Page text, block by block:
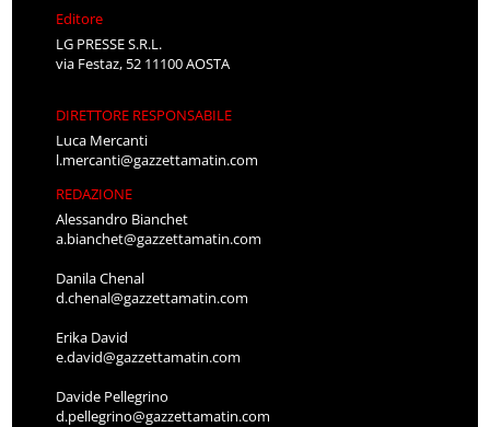
Editore
LG PRESSE S.R.L.
via Festaz, 52 11100 AOSTA
DIRETTORE RESPONSABILE
Luca Mercanti
l.mercanti@gazzettamatin.com
REDAZIONE
Alessandro Bianchet
a.bianchet@gazzettamatin.com
Danila Chenal
d.chenal@gazzettamatin.com
Erika David
e.david@gazzettamatin.com
Davide Pellegrino
d.pellegrino@gazzettamatin.com